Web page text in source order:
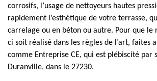
corrosifs, l’usage de nettoyeurs hautes
rapidement l’esthétique de votre terrasse,
carrelage ou en béton ou autre. Pour que le
ci soit réalisé dans les règles de l’art, faites
comme Entreprise CE, qui est plébiscité par
Duranville, dans le 27230.